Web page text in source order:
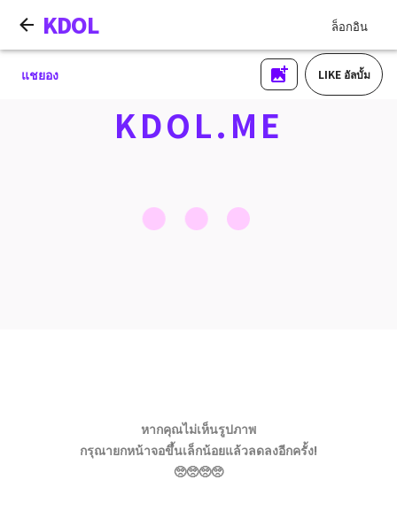
KDOL ล็อกอิน
แชยอง LIKE อัลบั้ม
KDOL.ME
หากคุณไม่เห็นรูปภาพ
กรุณายกหน้าจอขึ้นเล็กน้อยแล้วลดลงอีกครั้ง!
🥺🥺🥺🥺